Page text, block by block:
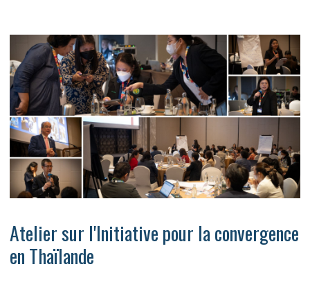
Atelier sur l'Initiative pour la convergence
en Thaïlande